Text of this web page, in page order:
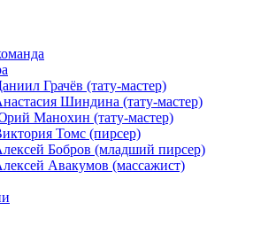
Грачёв (тату-мастер)
Шиндина (тату-мастер)
Манохин (тату-мастер)
Томс (пирсер)
Бобров (младший пирсер)
Авакумов (массажист)